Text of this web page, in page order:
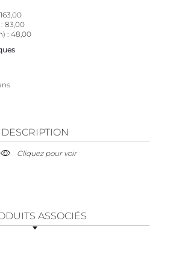
163,00
83,00
48,00
DESCRIPTION
Cliquez pour voir
ASSOCIÉS